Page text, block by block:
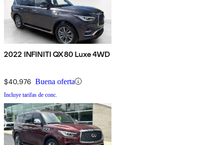
2022 INFINITI QX80 Luxe 4WD
$40,976 Buena oferta
Incluye tarifas de conc.